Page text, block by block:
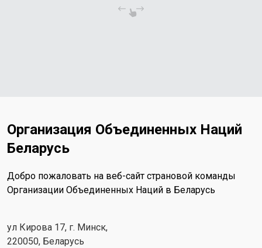
Организация Объединенных Наций
Беларусь
Добро пожаловать на веб-сайт страновой команды
Организации Объединенных Наций в Беларусь
ул Кирова 17, г. Минск,
220050, Беларусь